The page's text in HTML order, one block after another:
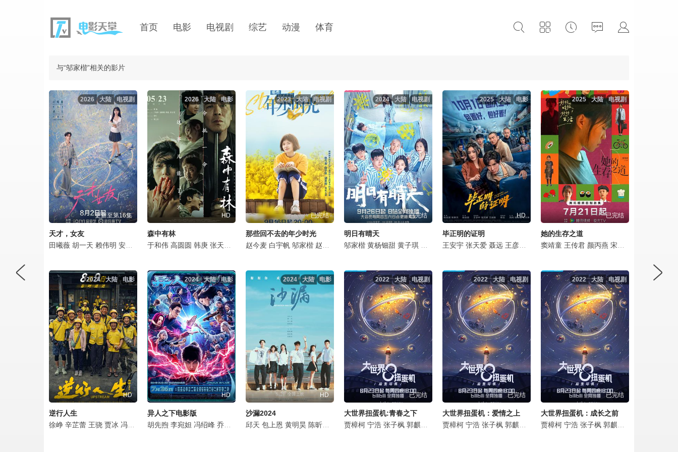
首页 电影 电视剧 综艺 动漫 体育
与“邬家楷”相关的影片
电视剧
大陆
2026
更新至第16集
天才，女友
田曦薇 胡一天 赖伟明 安沺 夏浩然 厉嘉琪 孙梦秋 李佑川 邬家楷
电影
大陆
2026
HD
森中有林
于和伟 高圆圆 韩庚 张天爱 乔杉 夏之光 邬家楷 谢可寅 宋小宝 安韩瑾 孙悦 朴松日 杨谨睿 孙奉招 孙奉正 刘长春 罗辑 刘威葳 刘戈滨
电视剧
大陆
2023
已完结
那些回不去的年少时光
赵今麦 白宇帆 邬家楷 赵昭仪 张昕懿 何澳 石云鹏 翟小兴 郝文婷 姚安濂 高海鹏 吴乙彤 余承恩 徐方舟 邱虹凯 赵虎子 李依心
电视剧
大陆
2024
已完结
明日有晴天
邬家楷 黄杨钿甜 黄子琪 胡春杨 段晓薇 张博文 王佳佳 王菊 王皓 郝平 刘威葳 芦芳生
电影
大陆
2025
HD
毕正明的证明
王安宇 张天爱 聂远 王彦霖 冯兵 邬家楷 孔令美 黄小蕾 冯雷
电视剧
大陆
2025
已完结
她的生存之道
窦靖童 王传君 颜丙燕 宋妍霏
电影
大陆
2024
HD
逆行人生
徐峥 辛芷蕾 王骁 贾冰 冯兵 丁勇岱 丁嘉丽 陈哈琳 邬家楷 刘美含 于和伟 黄小蕾 马东 梁静 张占义 吴彼 周铁男 王啸宇 徐祥
电影
大陆
2024
HD
异人之下电影版
胡先煦 李宛妲 冯绍峰 乔振宇 宋宁峰 娜然 那尔那茜 兰西雅 邬家楷 尚铁龙 陈彼得 熊稳稳 橙一杰 刘纯燕 桑平 刘星辰 隋咏良 韩鹏翼 冯粒 刘金龙 黄小蕾
电影
大陆
2024
HD
沙漏2024
邱天 包上恩 黄明昊 陈昕葳 邬家楷 高铭辰 徐乐 康琳浠 李北岳 周游
电视剧
大陆
2022
已完结
大世界扭蛋机:青春之下
贾樟柯 宁浩 张子枫 郭麒麟 章宇 刘桦 韩昊霖 倪虹洁 张子贤 张婧仪 张弛 史策 李逸男 周政杰
电视剧
大陆
2022
已完结
大世界扭蛋机：爱情之上
贾樟柯 宁浩 张子枫 郭麒麟 章宇 刘桦 韩昊霖 倪虹洁 张子贤
电视剧
大陆
2022
已完结
大世界扭蛋机：成长之前
贾樟柯 宁浩 张子枫 郭麒麟